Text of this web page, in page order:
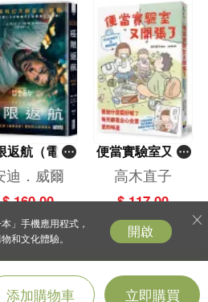
添加購物車 立即購買
返航（電影
衣典藏版）
家收錄作者
訪談）
迪．威爾
$ 160.00
便當實驗室又開
張了——日日和
特別日的菜單挑
戰記
高木直子
$ 117.00
」手機應用程式，
和文化體驗。
開啟